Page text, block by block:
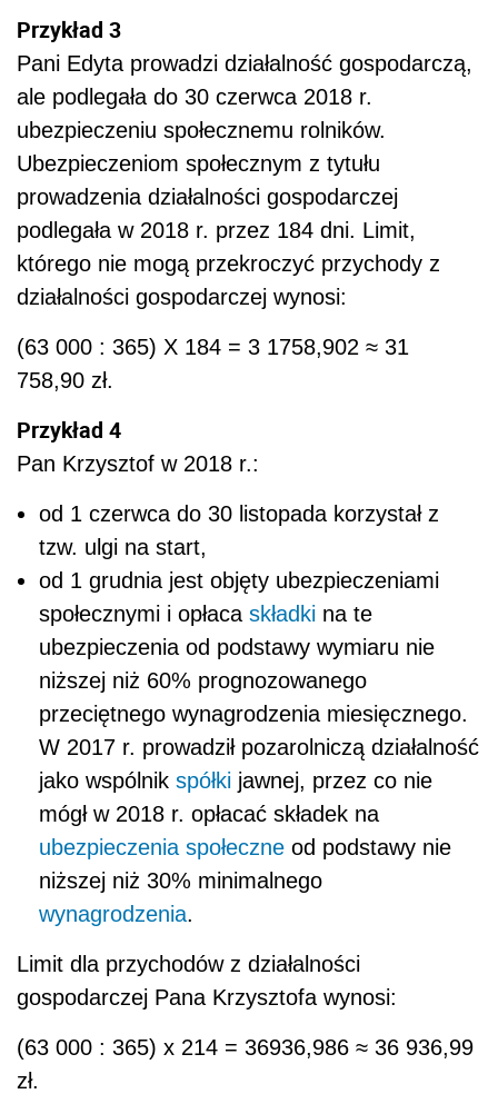
Przykład 3
Pani Edyta prowadzi działalność gospodarczą,
ale podlegała do 30 czerwca 2018 r.
ubezpieczeniu społecznemu rolników.
Ubezpieczeniom społecznym z tytułu
prowadzenia działalności gospodarczej
podlegała w 2018 r. przez 184 dni. Limit,
którego nie mogą przekroczyć przychody z
działalności gospodarczej wynosi:
(63 000 : 365) X 184 = 3 1758,902 ≈ 31
758,90 zł.
Przykład 4
Pan Krzysztof w 2018 r.:
od 1 czerwca do 30 listopada korzystał z
tzw. ulgi na start,
od 1 grudnia jest objęty ubezpieczeniami
społecznymi i opłaca składki na te
ubezpieczenia od podstawy wymiaru nie
niższej niż 60% prognozowanego
przeciętnego wynagrodzenia miesięcznego.
W 2017 r. prowadził pozarolniczą działalność
jako wspólnik spółki jawnej, przez co nie
mógł w 2018 r. opłacać składek na
ubezpieczenia społeczne od podstawy nie
niższej niż 30% minimalnego
wynagrodzenia.
Limit dla przychodów z działalności
gospodarczej Pana Krzysztofa wynosi:
(63 000 : 365) x 214 = 36936,986 ≈ 36 936,99
zł.